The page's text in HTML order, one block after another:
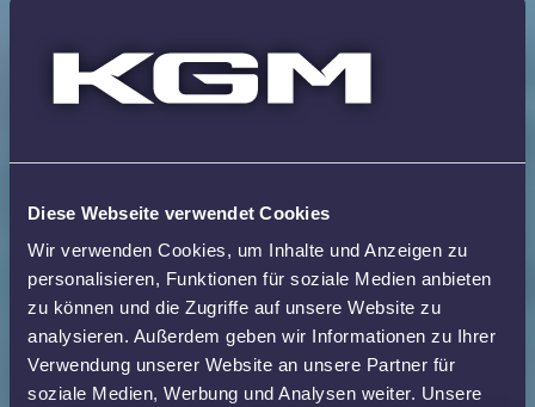
Diese Webseite verwendet Cookies
Wir verwenden Cookies, um Inhalte und Anzeigen zu
personalisieren, Funktionen für soziale Medien anbieten
zu können und die Zugriffe auf unsere Website zu
analysieren. Außerdem geben wir Informationen zu Ihrer
Verwendung unserer Website an unsere Partner für
soziale Medien, Werbung und Analysen weiter. Unsere